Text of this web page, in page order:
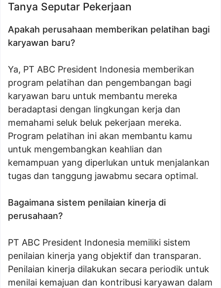
Tanya Seputar Pekerjaan
Apakah perusahaan memberikan pelatihan bagi
karyawan baru?
Ya, PT ABC President Indonesia memberikan
program pelatihan dan pengembangan bagi
karyawan baru untuk membantu mereka
beradaptasi dengan lingkungan kerja dan
memahami seluk beluk pekerjaan mereka.
Program pelatihan ini akan membantu kamu
untuk mengembangkan keahlian dan
kemampuan yang diperlukan untuk menjalankan
tugas dan tanggung jawabmu secara optimal.
Bagaimana sistem penilaian kinerja di
perusahaan?
PT ABC President Indonesia memiliki sistem
penilaian kinerja yang objektif dan transparan.
Penilaian kinerja dilakukan secara periodik untuk
menilai kemajuan dan kontribusi karyawan dalam